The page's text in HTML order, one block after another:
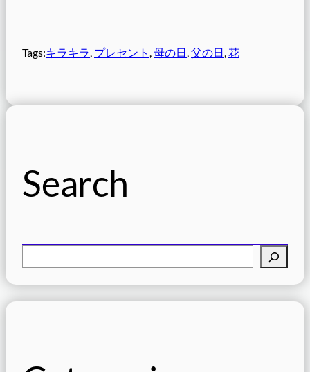
Tags:キラキラ, プレセント , 母の日, 父の日, 花
Search
索